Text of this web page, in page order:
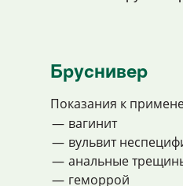
Бруснивер
Показания к
вагинит
вульвит
анальные
геморрой